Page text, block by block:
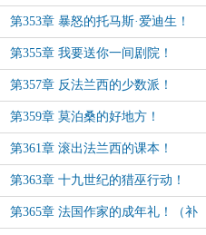
第353章 暴怒的托马斯·爱迪生！
第355章 我要送你一间剧院！
第357章 反法兰西的少数派！
第359章 莫泊桑的好地方！
第361章 滚出法兰西的课本！
第363章 十九世纪的猎巫行动！
第365章 法国作家的成年礼！（补